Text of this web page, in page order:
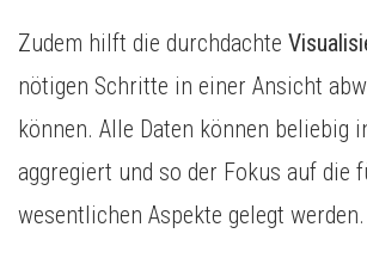
Zudem hilft die durchdachte
nötigen Schritte in einer Ansicht
können. Alle Daten können beliebig
aggregiert und so der Fokus auf die
wesentlichen Aspekte gelegt werden.